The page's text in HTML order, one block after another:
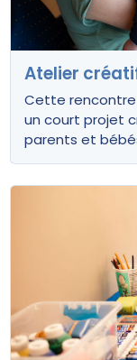
Atelier
Cette
un court projet
parents et